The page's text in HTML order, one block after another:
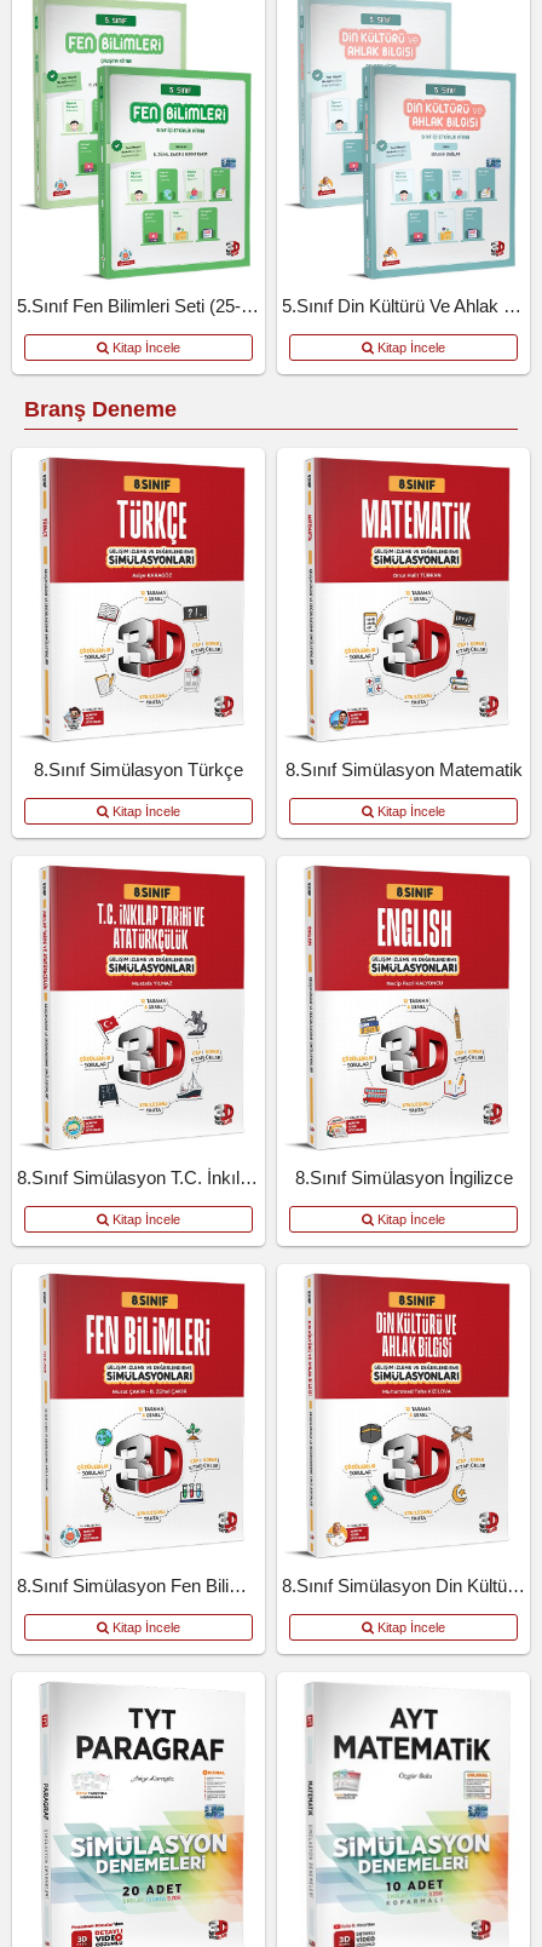
5.Sınıf Fen Bilimleri Seti (25-26)
Kitap İncele
5.Sınıf Din Kültürü Ve Ahlak Bilgisi.Seti (25-26)
Kitap İncele
Branş Deneme
8.Sınıf Simülasyon Türkçe
Kitap İncele
8.Sınıf Simülasyon Matematik
Kitap İncele
8.Sınıf Simülasyon T.C. İnkılap Tarihi Ve Atatürkçülük
Kitap İncele
8.Sınıf Simülasyon İngilizce
Kitap İncele
8.Sınıf Simülasyon Fen Bilimleri
Kitap İncele
8.Sınıf Simülasyon Din Kültürü Ve Ahlak Bilgisi
Kitap İncele